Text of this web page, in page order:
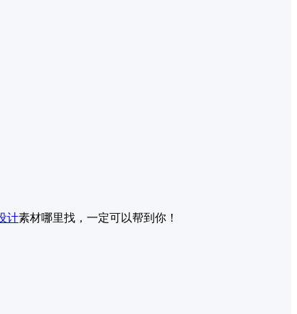
计素材哪里找，一定可以帮到你！